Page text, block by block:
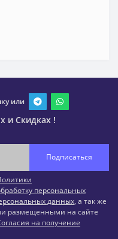
или
и Скидках !
Подписаться
персональных
данных, а так же
размещенными на сайте
на получение